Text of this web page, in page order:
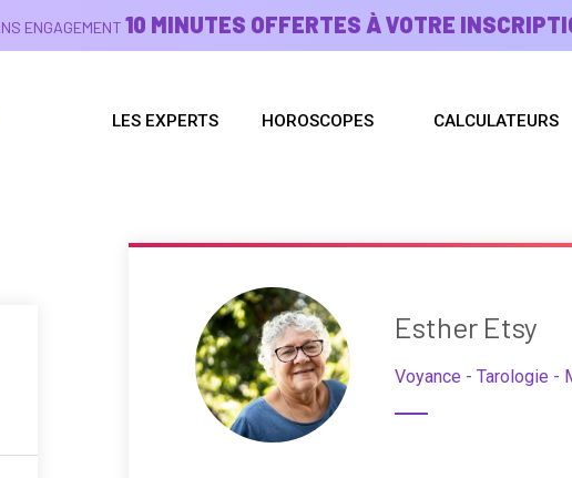
ENGAGEMENT 10 MINUTES OFFERTES À VOTRE
LES EXPERTS HOROSCOPES CALCULATEURS
Esther Etsy
Voyance - Tarologie -